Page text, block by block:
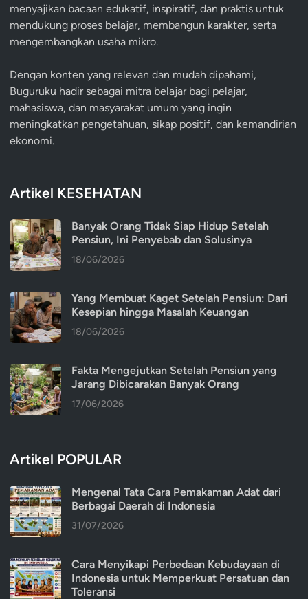
menyajikan bacaan edukatif, inspiratif, dan praktis untuk
mendukung proses belajar, membangun karakter, serta
mengembangkan usaha mikro.
Dengan konten yang relevan dan mudah dipahami,
Buguruku hadir sebagai mitra belajar bagi pelajar,
mahasiswa, dan masyarakat umum yang ingin
meningkatkan pengetahuan, sikap positif, dan kemandirian
ekonomi.
Artikel KESEHATAN
Banyak Orang Tidak Siap Hidup Setelah
Pensiun, Ini Penyebab dan Solusinya
18/06/2026
Yang Membuat Kaget Setelah Pensiun: Dari
Kesepian hingga Masalah Keuangan
18/06/2026
Fakta Mengejutkan Setelah Pensiun yang
Jarang Dibicarakan Banyak Orang
17/06/2026
Artikel POPULAR
Mengenal Tata Cara Pemakaman Adat dari
Berbagai Daerah di Indonesia
31/07/2026
Cara Menyikapi Perbedaan Kebudayaan di
Indonesia untuk Memperkuat Persatuan dan
Toleransi